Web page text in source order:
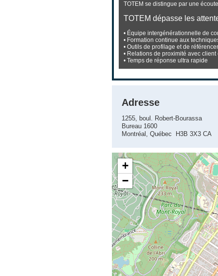
TOTEM se distingue par une
TOTEM dépasse les
• Équipe intergénérationnelle de
• Formation continue aux
• Outils de profilage et de
• Relations de proximité avec client
• Temps de réponse ultra rapide
Adresse
1255, boul. Robert-Bourassa
Bureau 1600
Montréal, Québec H3B 3X3 CA
+
−